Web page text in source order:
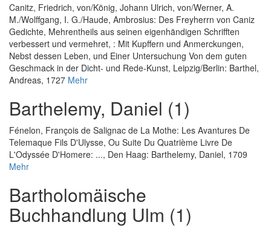
Canitz, Friedrich, von/König, Johann Ulrich, von/Werner, A.
M./Wolffgang, I. G./Haude, Ambrosius: Des Freyherrn von Caniz
Gedichte, Mehrentheils aus seinen eigenhändigen Schrifften
verbessert und vermehret, : Mit Kupffern und Anmerckungen,
Nebst dessen Leben, und Einer Untersuchung Von dem guten
Geschmack in der Dicht- und Rede-Kunst, Leipzig/Berlin: Barthel,
Andreas, 1727 Mehr
Barthelemy, Daniel (1)
Fénelon, François de Salignac de La Mothe: Les Avantures De
Telemaque Fils D'Ulysse, Ou Suite Du Quatrième Livre De
L'Odyssée D'Homere: ..., Den Haag: Barthelemy, Daniel, 1709
Mehr
Bartholomäische
Buchhandlung Ulm (1)